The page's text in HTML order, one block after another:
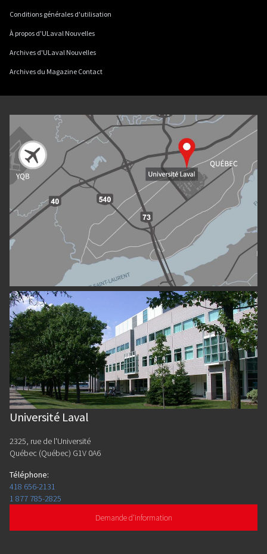
Conditions générales d'utilisation
À propos d'ULaval Nouvelles
Archives d'ULaval Nouvelles
Archives du Magazine Contact
Université Laval
2325, rue de l'Université
Québec (Québec) G1V 0A6
Téléphone:
418 656-2131
1 877 785-2825
Demande d'information